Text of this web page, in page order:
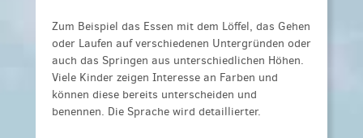
Zum Beispiel das Essen mit dem Löffel, das Gehen
oder Laufen auf verschiedenen Untergründen oder
auch das Springen aus unterschiedlichen Höhen.
Viele Kinder zeigen Interesse an Farben und
können diese bereits unterscheiden und
benennen. Die Sprache wird detaillierter.